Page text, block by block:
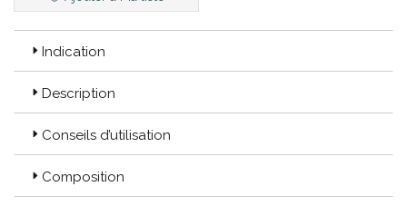
Indication
Description
Conseils d’utilisation
Composition